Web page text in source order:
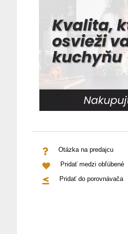
Otázka na predajcu
Pridať medzi obľúbené
Pridať do porovnávača